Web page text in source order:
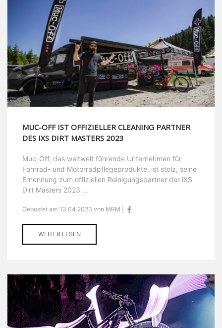
MUC-OFF IST OFFIZIELLER CLEANING PARTNER
DES IXS DIRT MASTERS 2023
Muc-Off, das weltweit führende Unternehmen für
Fahrrad- und Motorradpflegeprodukte, ist stolz, seine
Ernennung zum offiziellen Reinigungspartner der iXS
Dirt Masters 2023 ...
Gepostet am 13.04.2023 von MRM |
WEITER LESEN